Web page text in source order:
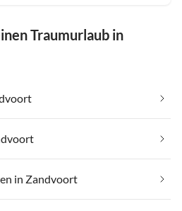
Traumurlaub in
in Zandvoort